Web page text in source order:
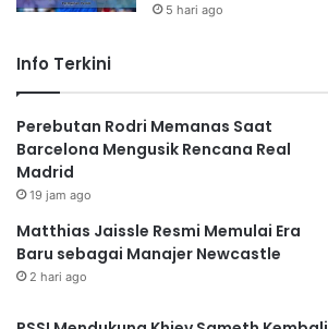
5 hari ago
Info Terkini
Perebutan Rodri Memanas Saat
Barcelona Mengusik Rencana Real
Madrid
19 jam ago
Matthias Jaissle Resmi Memulai Era
Baru sebagai Manajer Newcastle
2 hari ago